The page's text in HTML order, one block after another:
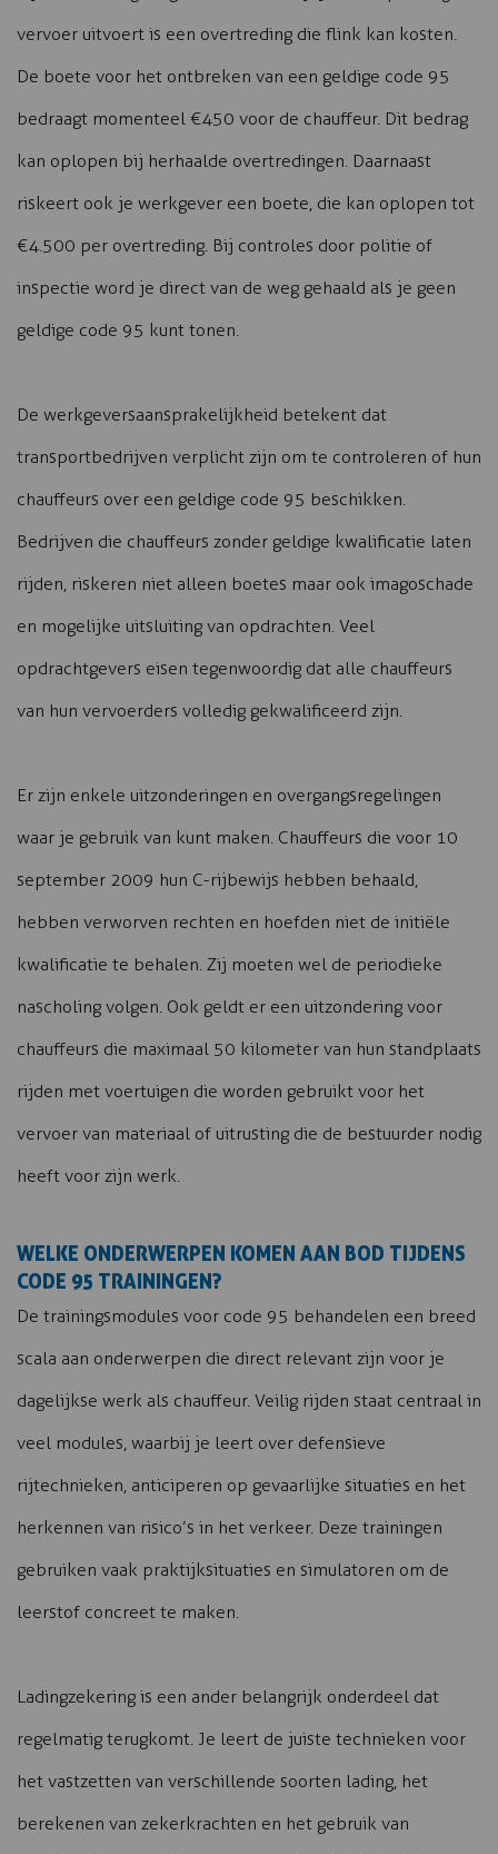
vervoer uitvoert is een overtreding die flink kan kosten.
De boete voor het ontbreken van een geldige code 95
bedraagt momenteel €450 voor de chauffeur. Dit bedrag
kan oplopen bij herhaalde overtredingen. Daarnaast
riskeert ook je werkgever een boete, die kan oplopen tot
€4.500 per overtreding. Bij controles door politie of
inspectie word je direct van de weg gehaald als je geen
geldige code 95 kunt tonen.
De werkgeversaansprakelijkheid betekent dat
transportbedrijven verplicht zijn om te controleren of hun
chauffeurs over een geldige code 95 beschikken.
Bedrijven die chauffeurs zonder geldige kwalificatie laten
rijden, riskeren niet alleen boetes maar ook imagoschade
en mogelijke uitsluiting van opdrachten. Veel
opdrachtgevers eisen tegenwoordig dat alle chauffeurs
van hun vervoerders volledig gekwalificeerd zijn.
Er zijn enkele uitzonderingen en overgangsregelingen
waar je gebruik van kunt maken. Chauffeurs die voor 10
september 2009 hun C-rijbewijs hebben behaald,
hebben verworven rechten en hoefden niet de initiële
kwalificatie te behalen. Zij moeten wel de periodieke
nascholing volgen. Ook geldt er een uitzondering voor
chauffeurs die maximaal 50 kilometer van hun standplaats
rijden met voertuigen die worden gebruikt voor het
vervoer van materiaal of uitrusting die de bestuurder nodig
heeft voor zijn werk.
WELKE ONDERWERPEN KOMEN AAN BOD TIJDENS
CODE 95 TRAININGEN?
De trainingsmodules voor code 95 behandelen een breed
scala aan onderwerpen die direct relevant zijn voor je
dagelijkse werk als chauffeur. Veilig rijden staat centraal in
veel modules, waarbij je leert over defensieve
rijtechnieken, anticiperen op gevaarlijke situaties en het
herkennen van risico’s in het verkeer. Deze trainingen
gebruiken vaak praktijksituaties en simulatoren om de
leerstof concreet te maken.
Ladingzekering is een ander belangrijk onderdeel dat
regelmatig terugkomt. Je leert de juiste technieken voor
het vastzetten van verschillende soorten lading, het
berekenen van zekerkrachten en het gebruik van